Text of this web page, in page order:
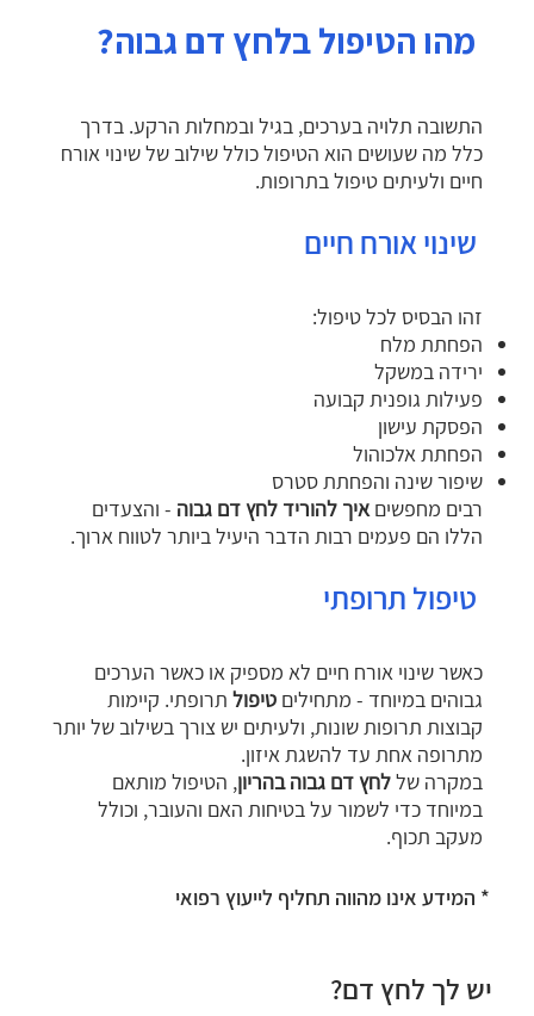
מהו הטיפול בלחץ דם גבוה?
התשובה תלויה בערכים, בגיל ובמחלות הרקע. בדרך
כלל מה שעושים הוא הטיפול כולל שילוב של שינוי אורח
חיים ולעיתים טיפול בתרופות.
שינוי אורח חיים
זהו הבסיס לכל טיפול:
הפחתת מלח
ירידה במשקל
פעילות גופנית קבועה
הפסקת עישון
הפחתת אלכוהול
שיפור שינה והפחתת סטרס
רבים מחפשיםאיך להוריד לחץ דם גבוה - והצעדים
הללו הם פעמים רבות הדבר היעיל ביותר לטווח ארוך.
טיפול תרופתי
כאשר שינוי אורח חיים לא מספיק או כאשר הערכים
גבוהים במיוחד - מתחיליםטיפול תרופתי. קיימות
קבוצות תרופות שונות, ולעיתים יש צורך בשילוב של יותר
מתרופה אחת עד להשגת איזון.
במקרה שללחץ דם גבוה בהריון, הטיפול מותאם
במיוחד כדי לשמור על בטיחות האם והעובר, וכולל
מעקב תכוף.
* המידע אינו מהווה תחליף לייעוץ רפואי
יש לך לחץ דם?